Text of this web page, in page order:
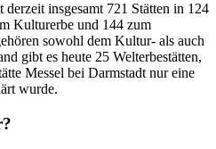
derzeit insgesamt 721 Stätten in 124
Kulturerbe und 144 zum
sowohl dem Kultur- als auch
gibt es heute 25 Welterbestätten,
Messel bei Darmstadt nur eine
wurde.